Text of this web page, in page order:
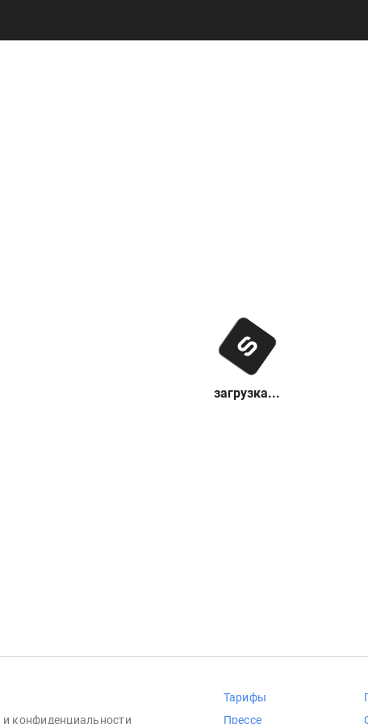
загрузка...
и конфиденциальности
Тарифы
Прессе